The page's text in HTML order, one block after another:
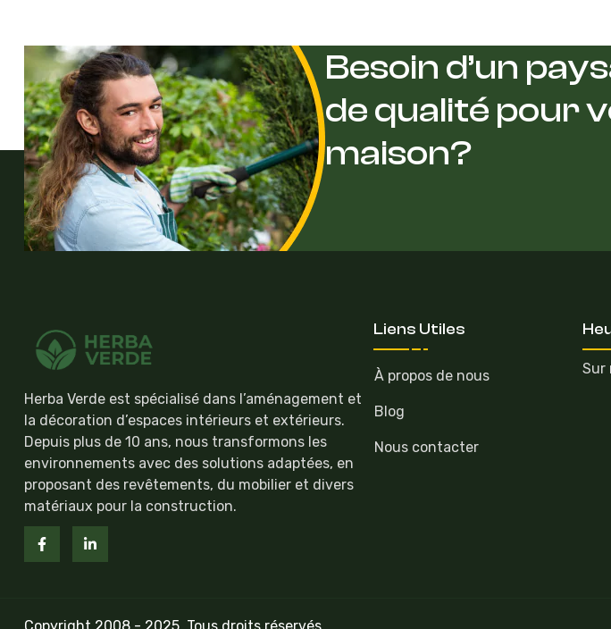
Besoin d’un
de qualité pour
maison?
Herba Verde est spécialisé dans l’aménagement et
la décoration d’espaces intérieurs et extérieurs.
Depuis plus de 10 ans, nous transformons les
environnements avec des solutions adaptées, en
proposant des revêtements, du mobilier et divers
matériaux pour la construction.
Liens Utiles
À propos de nous
Blog
Nous contacter
Sur